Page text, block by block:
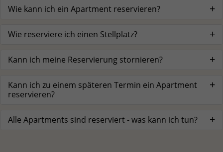
Wie kann ich ein Apartment reservieren?
Wie reserviere ich einen Stellplatz?
Kann ich meine Reservierung stornieren?
Kann ich zu einem späteren Termin ein Apartment
reservieren?
Alle Apartments sind reserviert - was kann ich tun?